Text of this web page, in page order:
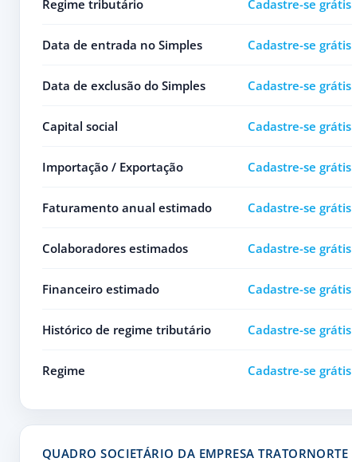
Regime tributário Cadastre-se grátis
Data de entrada no Simples Cadastre-se grátis
Data de exclusão do Simples Cadastre-se grátis
Capital social Cadastre-se grátis
Importação / Exportação Cadastre-se grátis
Faturamento anual estimado Cadastre-se grátis
Colaboradores estimados Cadastre-se grátis
Financeiro estimado Cadastre-se grátis
Histórico de regime tributário Cadastre-se grátis
Regime Cadastre-se grátis
QUADRO SOCIETÁRIO DA EMPRESA TRATORNORTE